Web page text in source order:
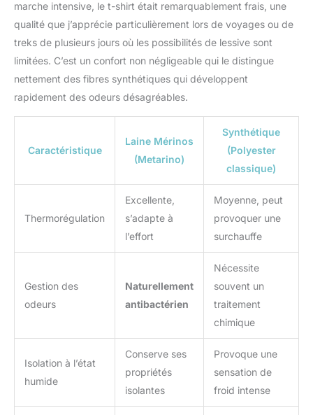
marche intensive, le t-shirt était remarquablement frais, une
qualité que j’apprécie particulièrement lors de voyages ou de
treks de plusieurs jours où les possibilités de lessive sont
limitées. C’est un confort non négligeable qui le distingue
nettement des fibres synthétiques qui développent
rapidement des odeurs désagréables.
Caractéristique
Laine Mérinos
(Metarino)
Synthétique
(Polyester
classique)
Thermorégulation
Excellente,
s’adapte à
l’effort
Moyenne, peut
provoquer une
surchauffe
Gestion des
odeurs
Naturellement
antibactérien
Nécessite
souvent un
traitement
chimique
Isolation à l’état
humide
Conserve ses
propriétés
isolantes
Provoque une
sensation de
froid intense